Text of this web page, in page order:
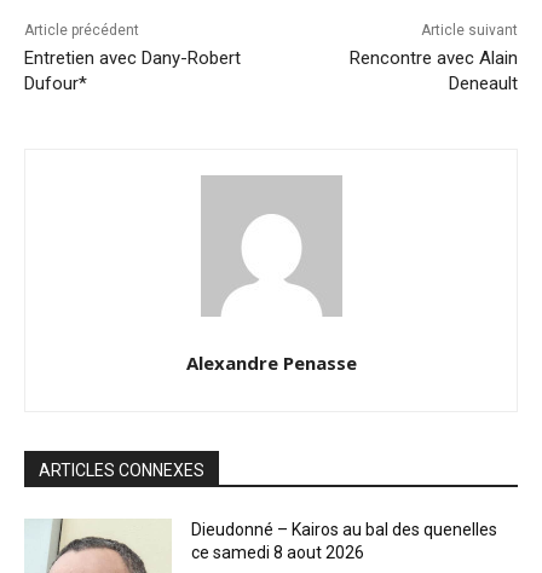
Article précédent
Entretien avec Dany-Robert
Dufour*
Article suivant
Rencontre avec Alain
Deneault
Alexandre Penasse
ARTICLES CONNEXES
Dieudonné – Kairos au bal des quenelles
ce samedi 8 aout 2026